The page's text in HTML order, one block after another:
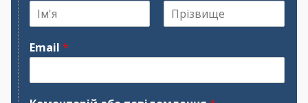
м
'
и
Email *